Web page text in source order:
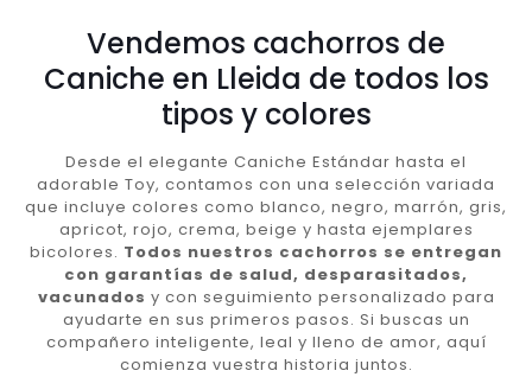
Vendemos cachorros de
Caniche en Lleida de todos los
tipos y colores
Desde el elegante Caniche Estándar hasta el
adorable Toy, contamos con una selección variada
que incluye colores como blanco, negro, marrón, gris,
apricot, rojo, crema, beige y hasta ejemplares
bicolores. Todos nuestros cachorros se entregan
con garantías de salud, desparasitados,
vacunados y con seguimiento personalizado para
ayudarte en sus primeros pasos. Si buscas un
compañero inteligente, leal y lleno de amor, aquí
comienza vuestra historia juntos.